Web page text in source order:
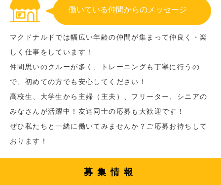
働いている仲間からのメッセージ
マクドナルドでは幅広い年齢の仲間が集まって仲良く・楽
しく仕事をしています！
仲間思いのクルーが多く、トレーニングも丁寧に行うの
で、初めての方でも安心してください！
高校生、大学生から主婦（主夫）、フリーター、シニアの
みなさんが活躍中！友達同士の応募も大歓迎です！
ぜひ私たちと一緒に働いてみませんか？ご応募お待ちして
おります！
募集情報